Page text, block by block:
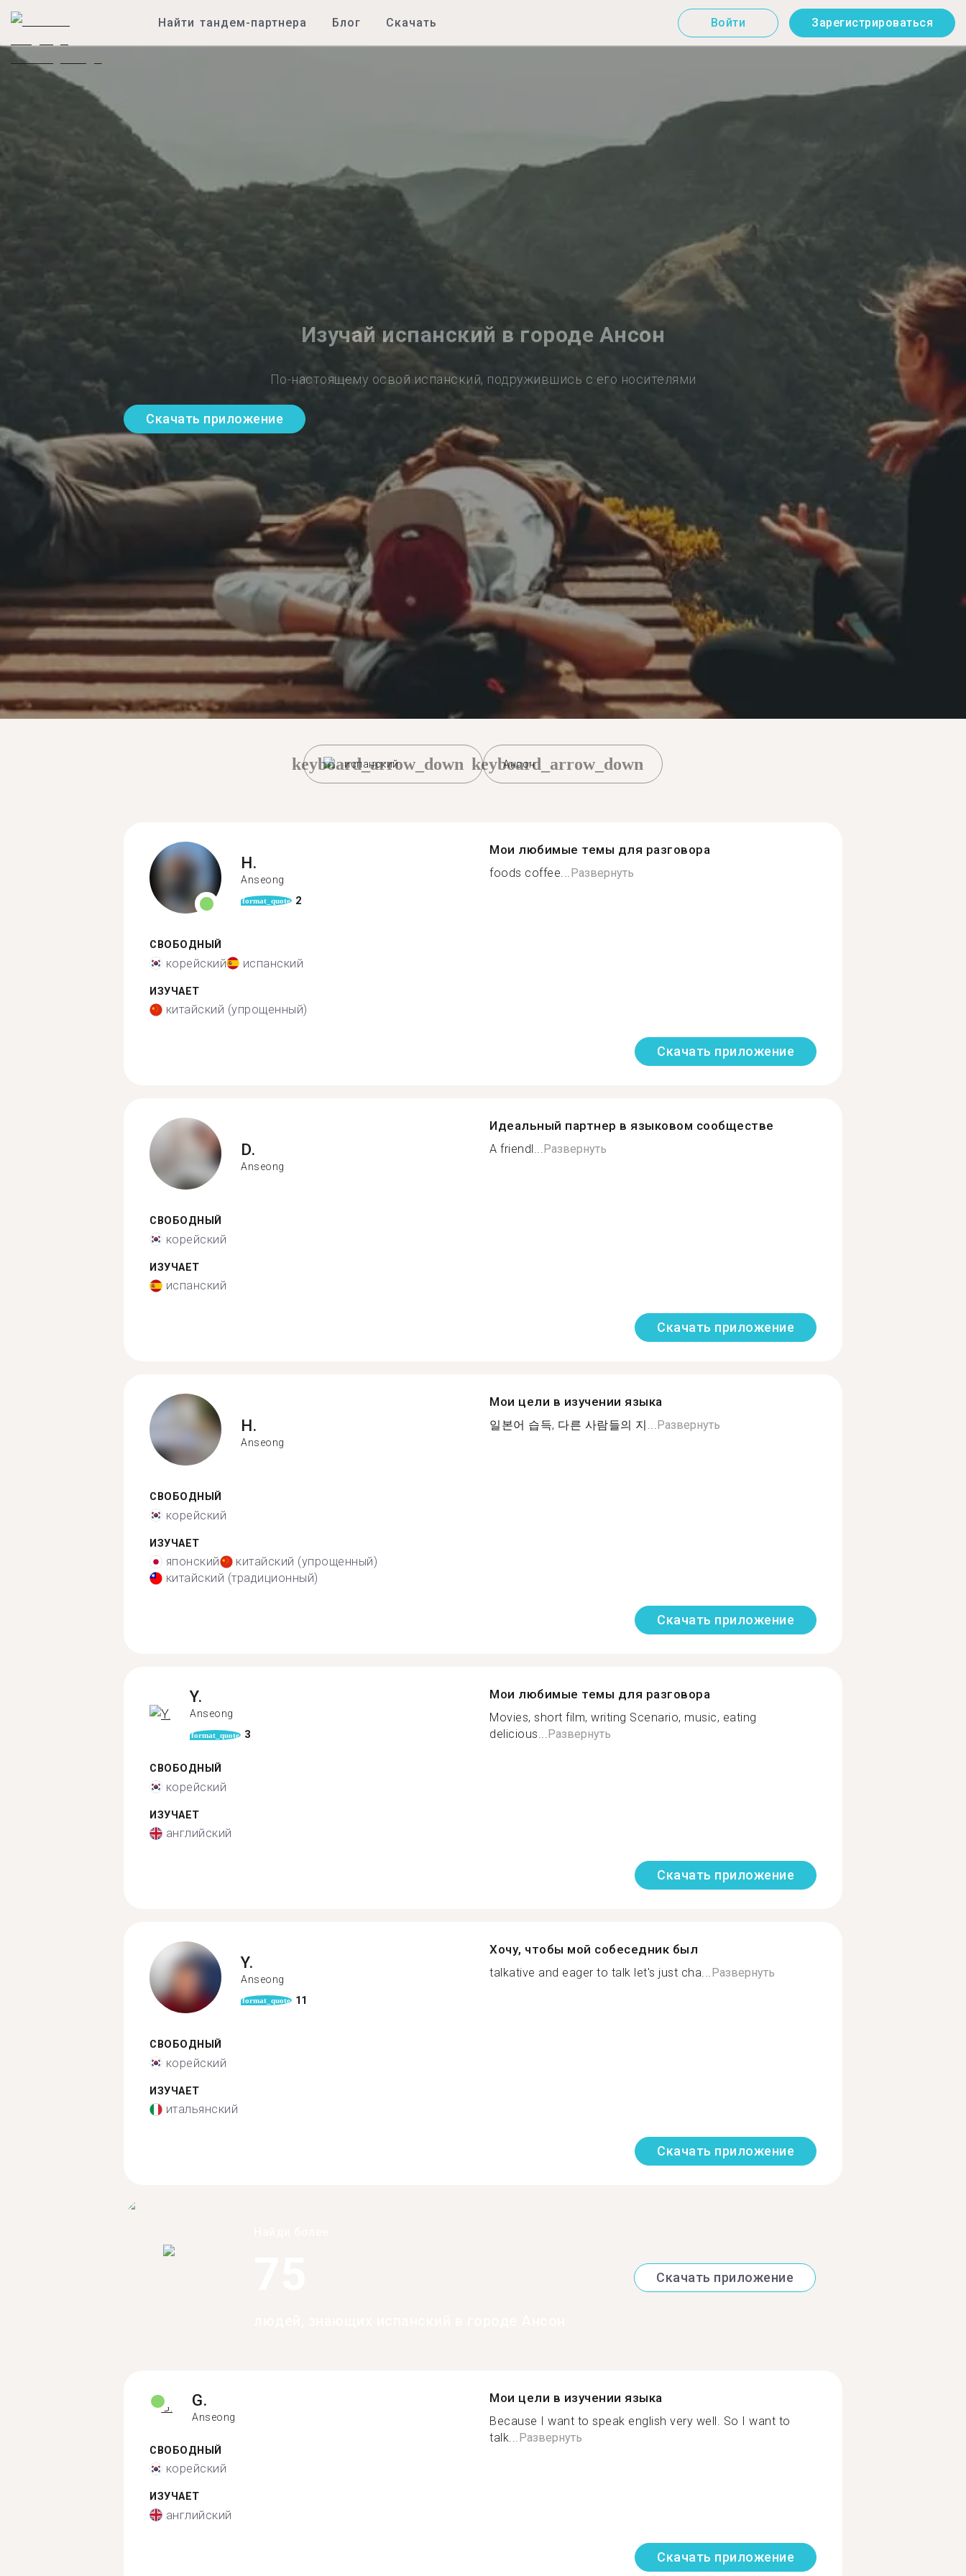
Найти тандем-партнера Блог Скачать Войти Зарегистрироваться
Изучай испанский в городе Ансон
По-настоящему освой испанский, подружившись с его носителями
Скачать приложение
испанский
keyboard_arrow_down Ансон
keyboard_arrow_down
H.
Anseong
format_quote 2
СВОБОДНЫЙ
корейский испанский
ИЗУЧАЕТ
китайский (упрощенный)
Мои любимые темы для разговора
foods coffee...Развернуть
Скачать приложение
D.
Anseong
СВОБОДНЫЙ
корейский
ИЗУЧАЕТ
испанский
Идеальный партнер в языковом сообществе
A friendl...Развернуть
Скачать приложение
H.
Anseong
СВОБОДНЫЙ
корейский
ИЗУЧАЕТ
японский
китайский (упрощенный)
китайский (традиционный)
Мои цели в изучении языка
일본어 습득, 다른 사람들의 지...Развернуть
Скачать приложение
Y.
Anseong
format_quote 3
СВОБОДНЫЙ
корейский
ИЗУЧАЕТ
английский
Мои любимые темы для разговора
Movies, short film, writing Scenario, music, eating
delicious...Развернуть
Скачать приложение
Y.
Anseong
format_quote 11
СВОБОДНЫЙ
корейский
ИЗУЧАЕТ
итальянский
Хочу, чтобы мой собеседник был
talkative and eager to talk let's just cha...Развернуть
Скачать приложение
Скачать приложение
G.
Anseong
СВОБОДНЫЙ
корейский
ИЗУЧАЕТ
английский
Мои цели в изучении языка
Because I want to speak english very well. So I want to
talk... Развернуть
Скачать приложение